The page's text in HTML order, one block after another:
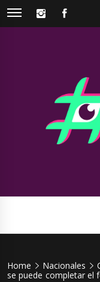
Skip
INSTAGRAM
Home Nacionales
se puede completar el